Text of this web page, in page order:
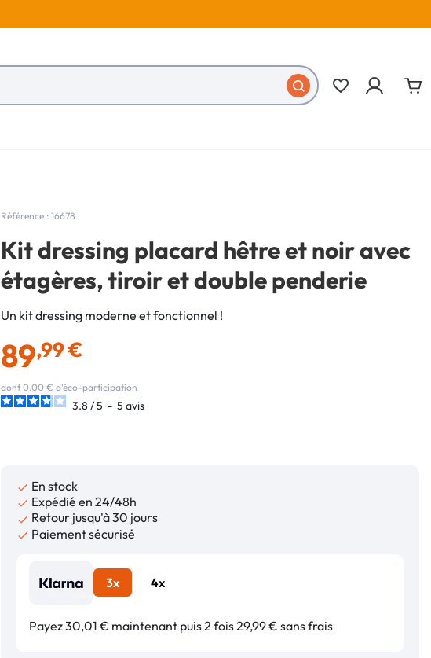
favorite_border
Référence : 16678
Kit dressing placard hêtre et noir avec
étagères, tiroir et double penderie
Un kit dressing moderne et fonctionnel !
89,99 €
dont 0.00 € d'éco-participation
3.8 /5 - 5 avis
 En stock
 Expédié en 24/48h
 Retour jusqu'à 30 jours
 Paiement sécurisé
3x 4x
Payez 30,01 € maintenant puis 2 fois 29,99 € sans frais